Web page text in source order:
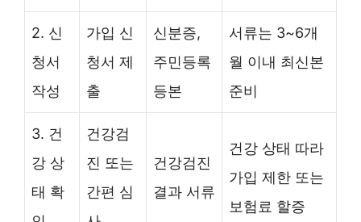
2. 신
청서
작성
가입 신
청서 제
출
신분증,
주민등록
등본
서류는 3~6개
월 이내 최신본
준비
3. 건
강 상
태 확
건강검
진 또는
간편 심
건강검진
결과 서류
건강 상태 따라
가입 제한 또는
보험료 할증